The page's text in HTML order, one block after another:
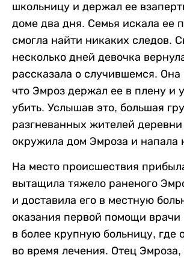
школьницу и держал ее
доме два дня. Семья искала ее
смогла найти никаких следов.
несколько дней девочка
рассказала о случившемся.
что Эмроз держал ее в плену и
убить. Услышав это, большая
разгневанных жителей деревни
окружила дом Эмроза и напала
На место происшествия
вытащила тяжело раненого
и доставила его в местную
оказания первой помощи врачи
в более крупную больницу, где
во время лечения. Отец